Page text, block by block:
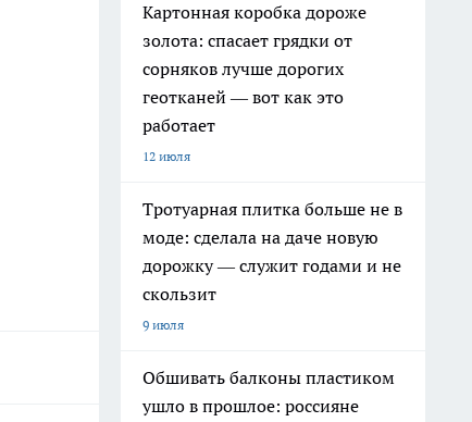
Картонная коробка дороже
золота: спасает грядки от
сорняков лучше дорогих
геотканей — вот как это
работает
12 июля
Тротуарная плитка больше не в
моде: сделала на даче новую
дорожку — служит годами и не
скользит
9 июля
Обшивать балконы пластиком
ушло в прошлое: россияне